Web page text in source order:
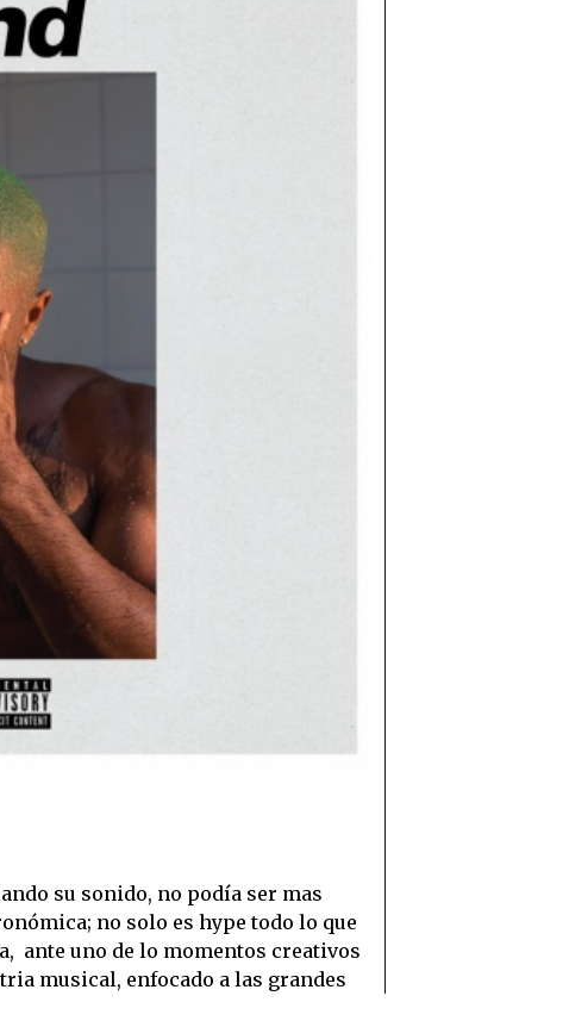
su sonido, no podía ser mas
no solo es hype todo lo que
ante uno de lo momentos creativos
musical, enfocado a las grandes